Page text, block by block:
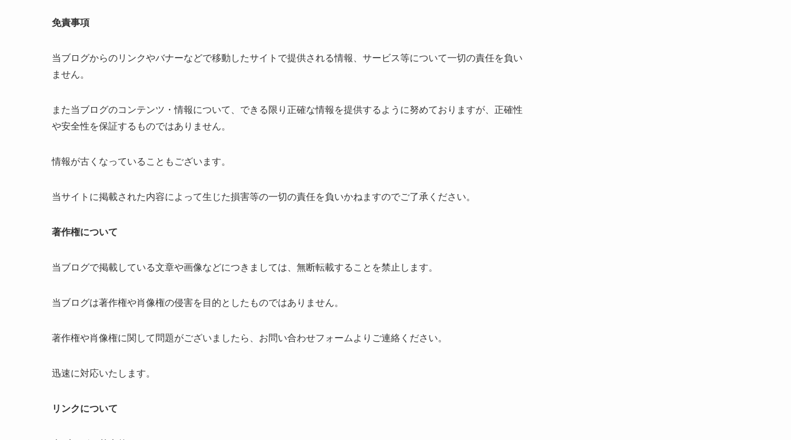
免責事項
当ブログからのリンクやバナーなどで移動したサイトで提供される情報、サービス等について一切の責任を負い
ません。
また当ブログのコンテンツ・情報について、できる限り正確な情報を提供するように努めておりますが、正確性
や安全性を保証するものではありません。
情報が古くなっていることもございます。
当サイトに掲載された内容によって生じた損害等の一切の責任を負いかねますのでご了承ください。
著作権について
当ブログで掲載している文章や画像などにつきましては、無断転載することを禁止します。
当ブログは著作権や肖像権の侵害を目的としたものではありません。
著作権や肖像権に関して問題がございましたら、お問い合わせフォームよりご連絡ください。
迅速に対応いたします。
リンクについて